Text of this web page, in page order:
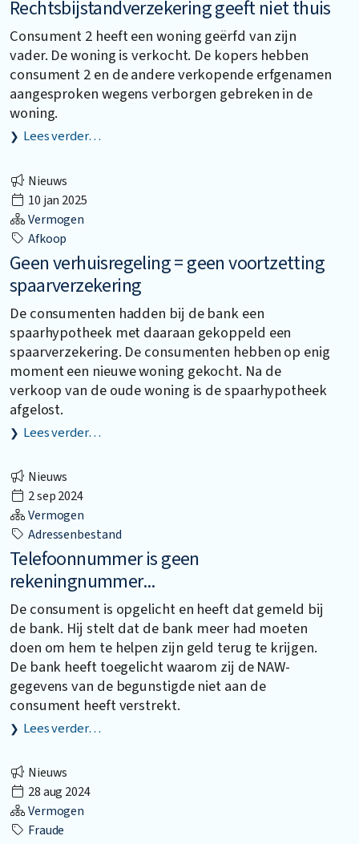
Rechtsbijstandverzekering geeft niet thuis
Consument 2 heeft een woning geërfd van zijn
vader. De woning is verkocht. De kopers hebben
consument 2 en de andere verkopende erfgenamen
aangesproken wegens verborgen gebreken in de
woning.
Lees verder…
Nieuws
10 jan 2025
Vermogen
Afkoop
Geen verhuisregeling = geen voortzetting
spaarverzekering
De consumenten hadden bij de bank een
spaarhypotheek met daaraan gekoppeld een
spaarverzekering. De consumenten hebben op enig
moment een nieuwe woning gekocht. Na de
verkoop van de oude woning is de spaarhypotheek
afgelost.
Lees verder…
Nieuws
2 sep 2024
Vermogen
Adressenbestand
Telefoonnummer is geen
rekeningnummer...
De consument is opgelicht en heeft dat gemeld bij
de bank. Hij stelt dat de bank meer had moeten
doen om hem te helpen zijn geld terug te krijgen.
De bank heeft toegelicht waarom zij de NAW-
gegevens van de begunstigde niet aan de
consument heeft verstrekt.
Lees verder…
Nieuws
28 aug 2024
Vermogen
Fraude